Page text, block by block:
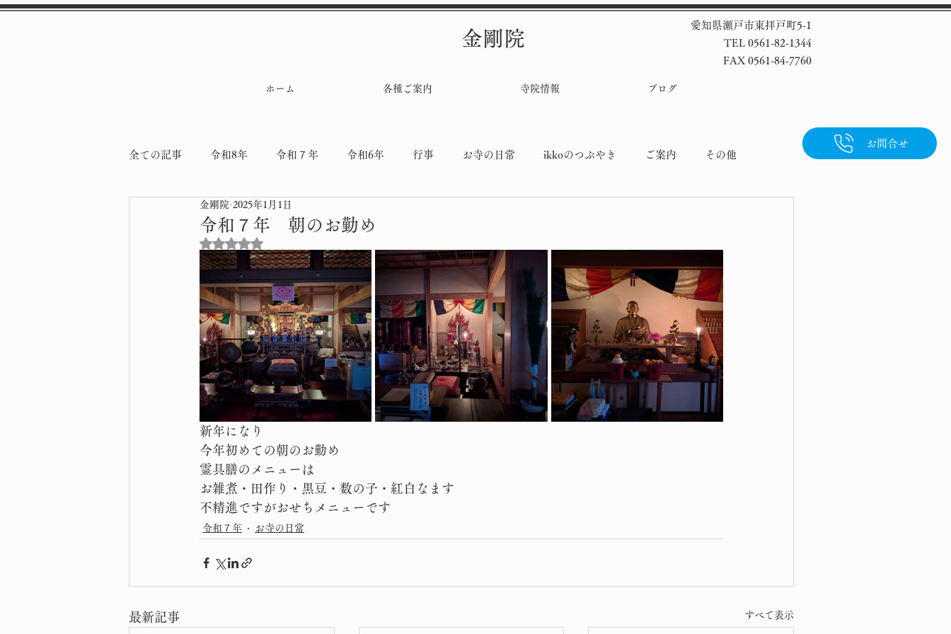
お問合せ
金剛院
愛知県瀬戸市東拝戸町5-1
TEL 0561-82-1344
FAX 0561-84-7760
ホーム 各種ご案内 寺院情報 ブログ
全ての記事 令和8年 令和７年 令和6年 行事 お寺の日常 ikkoのつぶやき ご案内 その他
令和4年 納骨堂工事
令和７年 朝のお勤め
金剛院 2025年1月1日
5つ星のうちNaNと評価されています。
新年になり
今年初めての朝のお勤め
霊具膳のメニューは
お雑煮・田作り・黒豆・数の子・紅白なます
不精進ですがおせちメニューです
令和７年 お寺の日常
最新記事 すべて表示